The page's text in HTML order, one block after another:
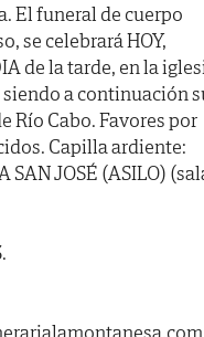
El funeral de cuerpo
se celebrará HOY,
de la tarde, en la
a continuación
Río Cabo. Favores por
Capilla ardiente:
SAN JOSÉ (ASILO)